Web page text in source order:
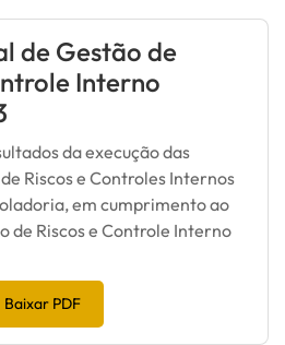
de Gestão de
Interno
da execução das
Riscos e Controles Internos
em cumprimento ao
de Riscos e Controle Interno
Baixar PDF